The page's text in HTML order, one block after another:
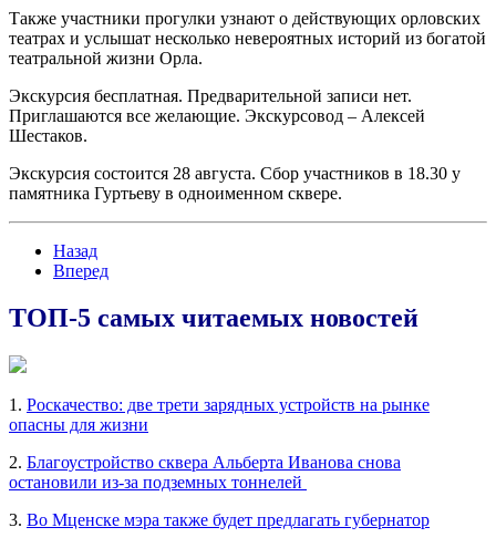
Также участники прогулки узнают о действующих орловских
театрах и услышат несколько невероятных историй из богатой
театральной жизни Орла.
Экскурсия бесплатная. Предварительной записи нет.
Приглашаются все желающие. Экскурсовод – Алексей
Шестаков.
Экскурсия состоится 28 августа. Сбор участников в 18.30 у
памятника Гуртьеву в одноименном сквере.
Назад
Вперед
ТОП-5 самых читаемых новостей
1. Роскачество: две трети зарядных устройств на рынке
опасны для жизни
2. Благоустройство сквера Альберта Иванова снова
остановили из-за подземных тоннелей
3. Во Мценске мэра также будет предлагать губернатор